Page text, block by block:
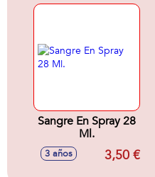
Sangre En Spray 28
Ml.
3 años 3,50 €